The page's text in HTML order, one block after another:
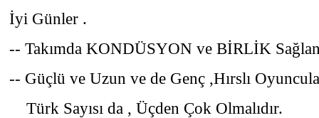
İyi Günler .
-- Takımda KONDÜSYON ve BİRLİK
-- Güçlü ve Uzun ve de Genç ,Hırslı
Türk Sayısı da , Üçden Çok Olmalıdır.